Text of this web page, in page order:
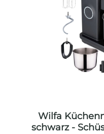
Wilfa
schwarz -